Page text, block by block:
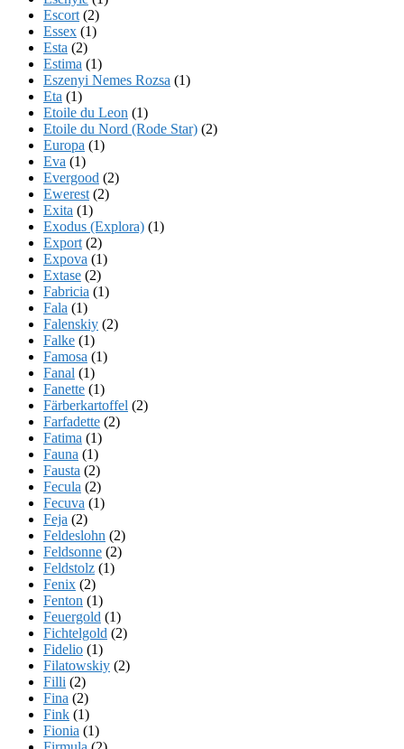
Escort (2)
Essex (1)
Esta (2)
Estima (1)
Eszenyi Nemes Rozsa (1)
Eta (1)
Etoile du Leon (1)
Etoile du Nord (Rode Star) (2)
Europa (1)
Eva (1)
Evergood (2)
Ewerest (2)
Exita (1)
Exodus (Explora) (1)
Export (2)
Expova (1)
Extase (2)
Fabricia (1)
Fala (1)
Falenskiy (2)
Falke (1)
Famosa (1)
Fanal (1)
Fanette (1)
Färberkartoffel (2)
Farfadette (2)
Fatima (1)
Fauna (1)
Fausta (2)
Fecula (2)
Fecuva (1)
Feja (2)
Feldeslohn (2)
Feldsonne (2)
Feldstolz (1)
Fenix (2)
Fenton (1)
Feuergold (1)
Fichtelgold (2)
Fidelio (1)
Filatowskiy (2)
Filli (2)
Fina (2)
Fink (1)
Fionia (1)